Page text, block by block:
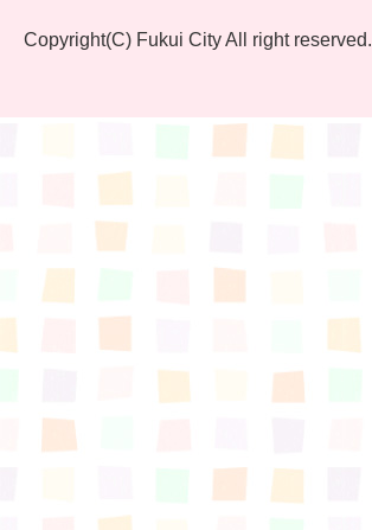
Copyright(C) Fukui City All right reserved.